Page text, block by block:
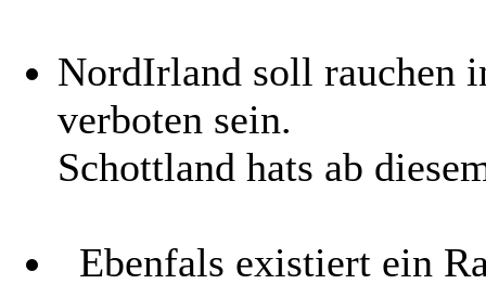
NordIrland soll rauchen
verboten sein.
Schottland hats ab
Ebenfals existiert ein